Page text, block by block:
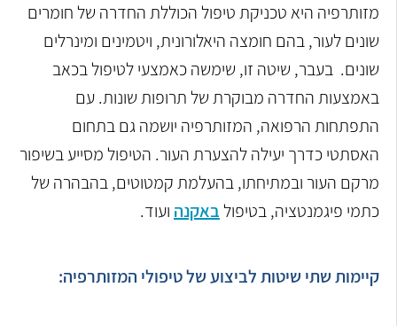
מזותרפיה היא טכניקת טיפול הכוללת החדרה של חומרים
שונים לעור, בהם חומצה היאלורונית, ויטמינים ומינרלים
שונים. בעבר, שיטה זו, שימשה כאמצעי לטיפול בכאב
באמצעות החדרה מבוקרת של תרופות שונות. עם
התפתחות הרפואה, המזותרפיה יושמה גם בתחום
האסתטי כדרך יעילה להצערת העור. הטיפול מסייע בשיפור
מרקם העור ובמתיחתו, בהעלמת קמטוטים, בהבהרה של
כתמי פיגמנטציה, בטיפול באקנה ועוד.
קיימות שתי שיטות לביצוע של טיפולי המזותרפיה: